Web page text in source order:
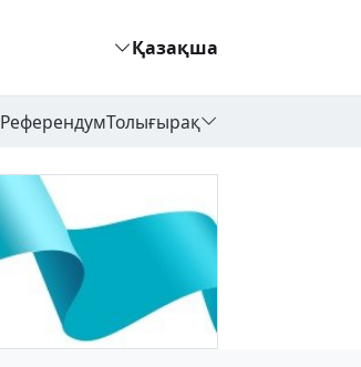
Қазақша
РеферендумТолығырақ